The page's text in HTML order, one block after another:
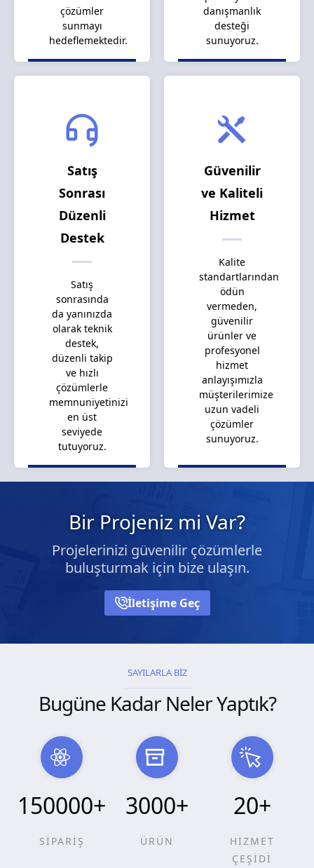
çözümler
sunmayı
hedeflemektedir.
danışmanlık
desteği
sunuyoruz.
Satış
Sonrası
Düzenli
Destek
Satış
sonrasında
da yanınızda
olarak teknik
destek,
düzenli takip
ve hızlı
çözümlerle
memnuniyetinizi
en üst
seviyede
tutuyoruz.
Güvenilir
ve Kaliteli
Hizmet
Kalite
standartlarından
ödün
vermeden,
güvenilir
ürünler ve
profesyonel
hizmet
anlayışımızla
müşterilerimize
uzun vadeli
çözümler
sunuyoruz.
Bir Projeniz mi Var?
Projelerinizi güvenilir çözümlerle
buluşturmak için bize ulaşın.
İletişime Geç
SAYILARLA BİZ
Bugüne Kadar Neler Yaptık?
150000+
SİPARİŞ
3000+
ÜRÜN
20+
HİZMET
ÇEŞİDİ